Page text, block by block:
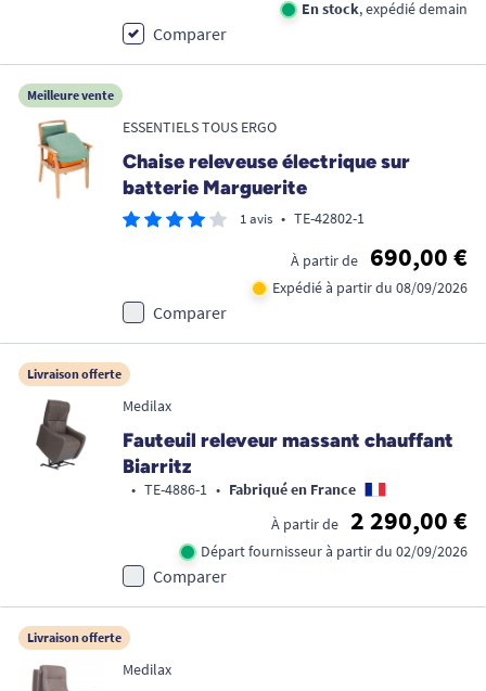
En stock, expédié demain
Comparer
Meilleure vente
ESSENTIELS TOUS ERGO
Chaise releveuse électrique sur
batterie Marguerite
1 avis • TE-42802-1
À partir de 690,00 €
Expédié à partir du 08/09/2026
Comparer
Livraison offerte
Medilax
Fauteuil releveur massant chauffant
Biarritz
• TE-4886-1 • Fabriqué en France
À partir de
2 290,00 €
Départ fournisseur à partir du 02/09/2026
Comparer
Livraison offerte
Medilax